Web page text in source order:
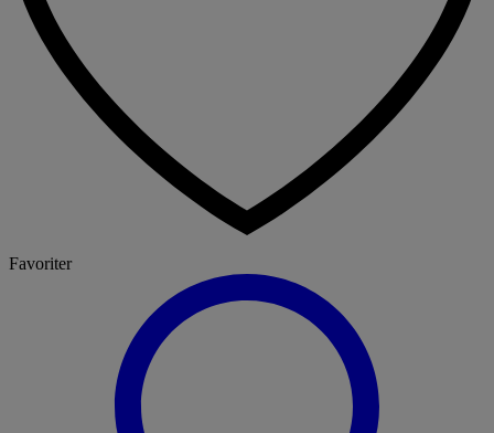
Favoriter